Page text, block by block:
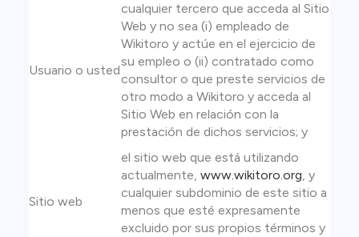
Usuario o usted
cualquier tercero que acceda al Sitio
Web y no sea (i) empleado de
Wikitoro y actúe en el ejercicio de
su empleo o (ii) contratado como
consultor o que preste servicios de
otro modo a Wikitoro y acceda al
Sitio Web en relación con la
prestación de dichos servicios; y
Sitio web
el sitio web que está utilizando
actualmente, www.wikitoro.org, y
cualquier subdominio de este sitio a
menos que esté expresamente
excluido por sus propios términos y